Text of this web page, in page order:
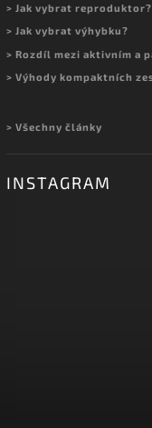
> Jak vybrat reproduktor?
> Jak vybrat výhybku?
> Rozdíl mezi aktivním a
> Výhody kompaktních
> Všechny články
INSTAGRAM